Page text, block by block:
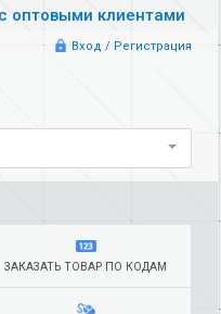
оптовыми клиентами
Вход / Регистрация
ЗАКАЗАТЬ ТОВАР ПО КОДАМ